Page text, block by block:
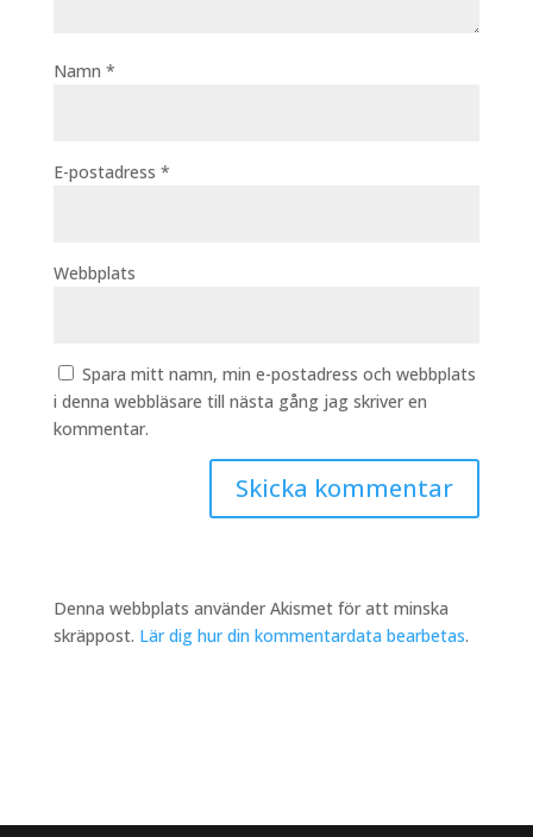
Namn *
E-postadress *
Webbplats
Spara mitt namn, min e-postadress och webbplats
i denna webbläsare till nästa gång jag skriver en
kommentar.
Denna webbplats använder Akismet för att minska
skräppost. Lär dig hur din kommentardata bearbetas.